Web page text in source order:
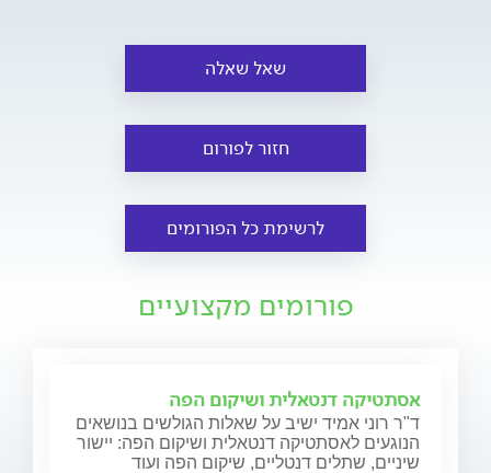
שאל שאלה
חזור לפורום
לרשימת כל הפורומים
פורומים מקצועיים
אסתטיקה דנטאלית ושיקום הפה
ד"ר רוני אמיד ישיב על שאלות הגולשים בנושאים
הנוגעים לאסתטיקה דנטאלית ושיקום הפה: יישור
שיניים, שתלים דנטליים, שיקום הפה ועוד